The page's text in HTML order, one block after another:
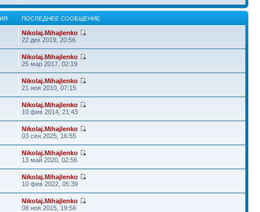
ПОСЛЕДНЕЕ СООБЩЕНИЕ
Nikolaj.Mihajlenko
22 дек 2019, 20:56
Nikolaj.Mihajlenko
25 мар 2017, 02:19
Nikolaj.Mihajlenko
21 ноя 2010, 07:15
Nikolaj.Mihajlenko
10 фев 2014, 21:43
Nikolaj.Mihajlenko
03 сен 2025, 16:55
Nikolaj.Mihajlenko
13 май 2020, 02:56
Nikolaj.Mihajlenko
10 фев 2022, 05:39
Nikolaj.Mihajlenko
08 ноя 2015, 19:56